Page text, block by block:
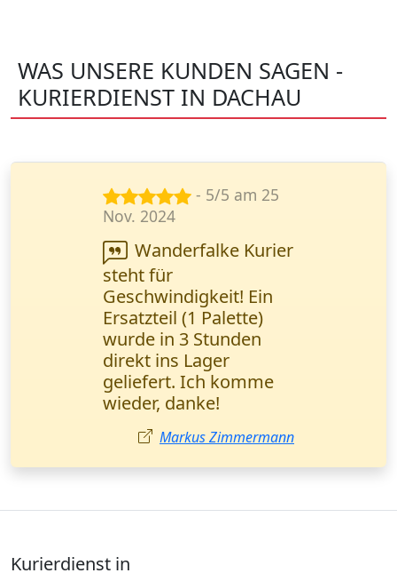
WAS UNSERE KUNDEN SAGEN -
KURIERDIENST IN DACHAU
- 5/5 am 28
Mai 2024
Die Lieferung von
Ersatzteilen verlief
perfekt! Wanderfalke
Kurier hat die Fracht in
4 Stunden geliefert,
alles intakt. Der
Manager war sehr
höflich.
Julia Koch
Kurierdienst in